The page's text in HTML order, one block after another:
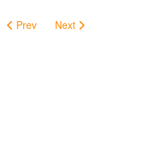
Prev Next